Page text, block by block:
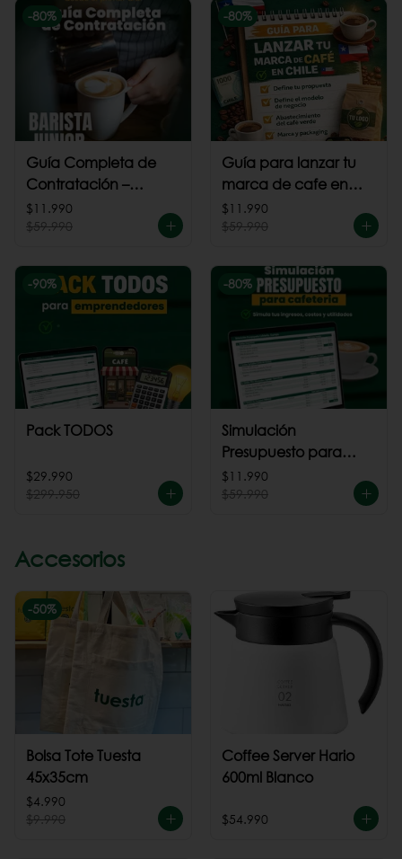
-80%
Guía Completa de
Contratación –
Barista Junior
$11.990
$59.990
-80%
Guía para lanzar tu
marca de cafe en
Chile
$11.990
$59.990
-90%
Pack TODOS
$29.990
$299.950
-80%
Simulación
Presupuesto para
cafeteria
$11.990
$59.990
Accesorios
-50%
Bolsa Tote Tuesta
45x35cm
$4.990
$9.990
Coffee Server Hario
600ml Blanco
$54.990